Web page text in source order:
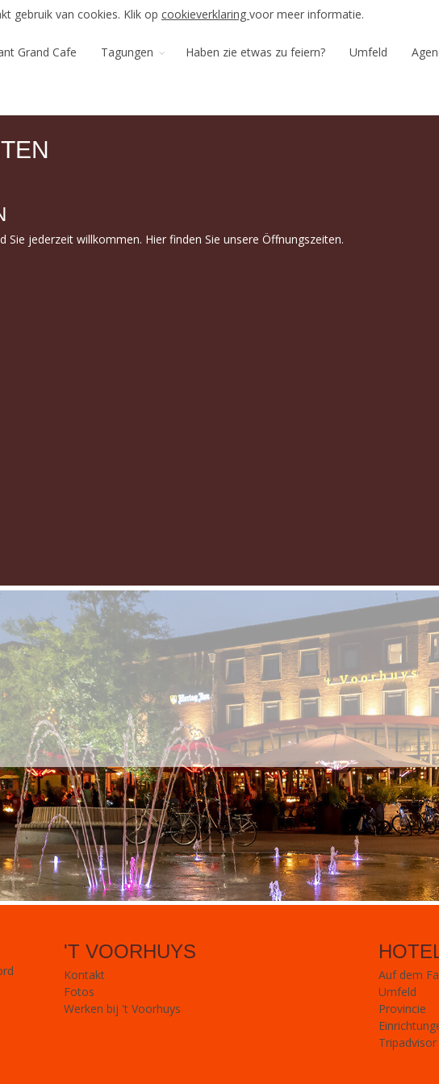
gebruik van cookies. Klik op cookieverklaring voor meer informatie.
Grand Cafe Tagungen Haben zie etwas zu feiern? Umfeld
Sie jederzeit willkommen. Hier finden Sie unsere Öffnungszeiten.
'T VOORHUYS
Kontakt
Fotos
Werken bij 't Voorhuys
Auf dem
Umfeld
Provincie